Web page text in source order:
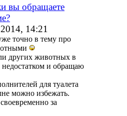
вы обращаете
14:21
точно в тему про
других животных в
недостатком и обращаю
для туалета
можно избежать.
за